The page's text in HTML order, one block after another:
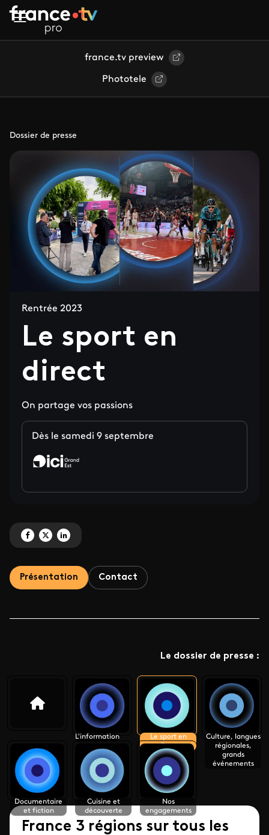
Aller au contenu principal
france.tv preview
Phototele
Dossier de presse
Rentrée 2023
Le sport en
direct
On partage vos passions
Dès le samedi 9 septembre
Partagez 'Le sport en direct' sur Facebook
Partagez 'Le sport en direct' sur X
Partagez 'Le sport en direct' sur LinkedIn
Présentation Contact
Le dossier de presse :
L'information
Le sport en
direct
Culture, langues
régionales,
grands
événements
Documentaire
et fiction
Cuisine et
découverte
Nos
engagements
France 3 régions sur tous les